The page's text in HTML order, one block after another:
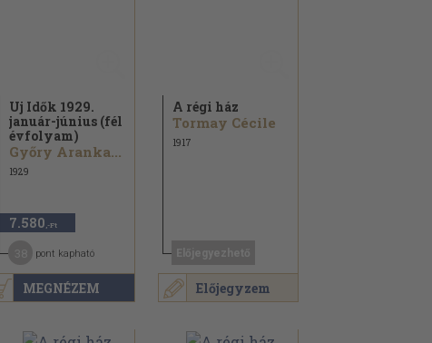
MEGNÉZEM
Uj Idők 1929.
január-június (fél
évfolyam)
Győry Aranka...
1929
7.580 ,-Ft
pont kapható
Előjegyzem
A régi ház
Tormay Cécile
1917